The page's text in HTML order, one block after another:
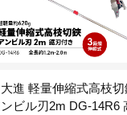
大進 軽量伸縮式高枝切
ンビル刃2m DG-14R6